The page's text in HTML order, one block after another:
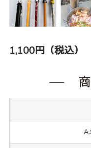
1,100円（税込）